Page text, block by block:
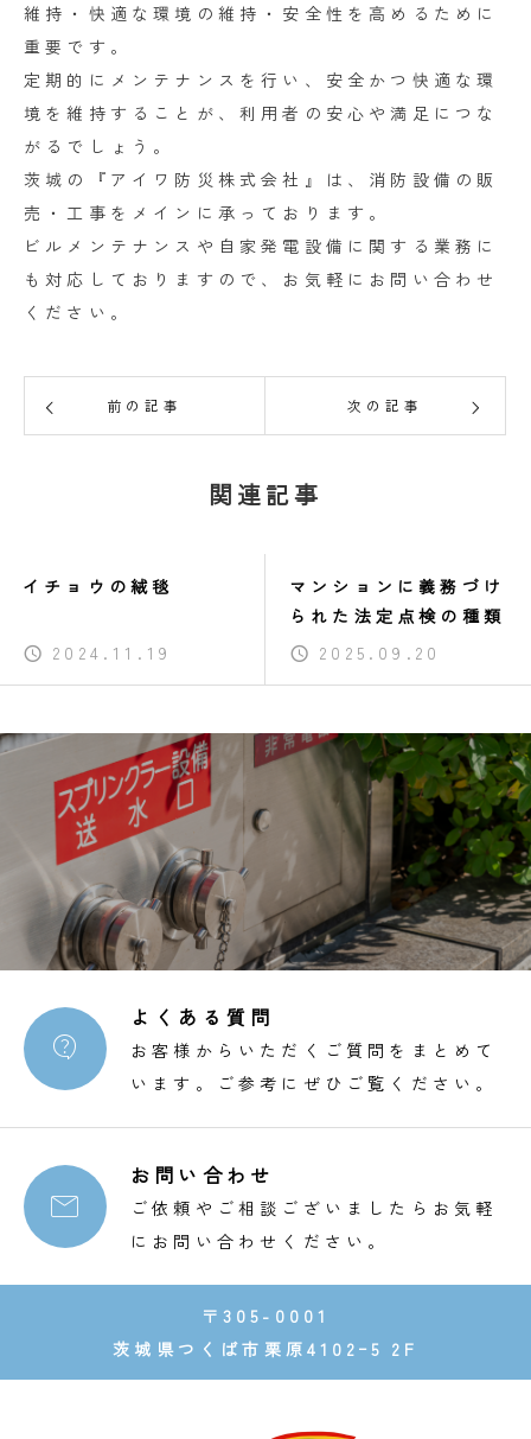
維持・快適な環境の維持・安全性を高めるために
重要です。
定期的にメンテナンスを行い、安全かつ快適な環
境を維持することが、利用者の安心や満足につな
がるでしょう。
茨城の『アイワ防災株式会社』は、消防設備の販
売・工事をメインに承っております。
ビルメンテナンスや自家発電設備に関する業務に
も対応しておりますので、お気軽にお問い合わせ
ください。
前の記事 次の記事
関連記事
イチョウの絨毯
2024.11.19
マンションに義務づけ
られた法定点検の種類
2025.09.20

よくある質問
お客様からいただくご質問をまとめて
います。ご参考にぜひご覧ください。

お問い合わせ
ご依頼やご相談ございましたらお気軽
にお問い合わせください。
〒305-0001
茨城県つくば市栗原4102ｰ5 2F